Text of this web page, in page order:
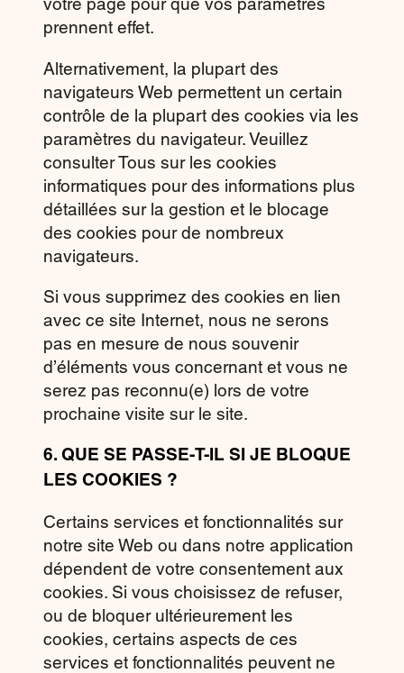
votre page pour que vos paramètres
prennent effet.
Alternativement, la plupart des
navigateurs Web permettent un certain
contrôle de la plupart des cookies via les
paramètres du navigateur. Veuillez
consulter Tous sur les cookies
informatiques pour des informations plus
détaillées sur la gestion et le blocage
des cookies pour de nombreux
navigateurs.
Si vous supprimez des cookies en lien
avec ce site Internet, nous ne serons
pas en mesure de nous souvenir
d’éléments vous concernant et vous ne
serez pas reconnu(e) lors de votre
prochaine visite sur le site.
6. QUE SE PASSE-T-IL SI JE BLOQUE
LES COOKIES ?
Certains services et fonctionnalités sur
notre site Web ou dans notre application
dépendent de votre consentement aux
cookies. Si vous choisissez de refuser,
ou de bloquer ultérieurement les
cookies, certains aspects de ces
services et fonctionnalités peuvent ne